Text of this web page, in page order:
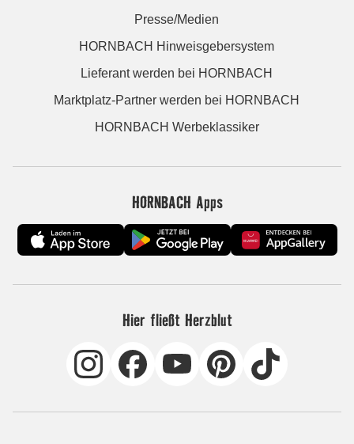
Presse/Medien
HORNBACH Hinweisgebersystem
Lieferant werden bei HORNBACH
Marktplatz-Partner werden bei HORNBACH
HORNBACH Werbeklassiker
HORNBACH Apps
Hier fließt Herzblut